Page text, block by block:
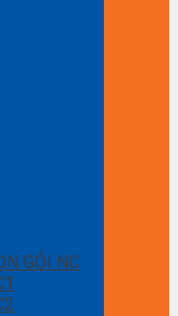
GÓI NC